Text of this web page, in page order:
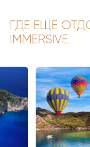
ГДЕ ЕЩЁ
IMMERSIVE